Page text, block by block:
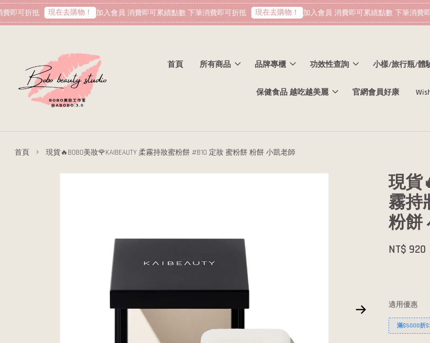
可折抵 現在去購物！ 加入會員 消費即可累績點數 下筆消費即可折抵 現在去購物！ 加入會員 消費即可累績點數 下筆消費即
首頁 所有商品 品牌專櫃 功效性查詢 小樣/旅行瓶/體
保健食品 越吃越美麗 官網會員好康
首頁 › 現貨🔥BOBO美妝🌹KAIBEAUTY 柔霧持妝蜜粉餅 #B10 定妝 蜜粉餅 粉餅 小凱老師
現貨
霧持
粉餅
NT$ 920
適用優惠
滿$5000折